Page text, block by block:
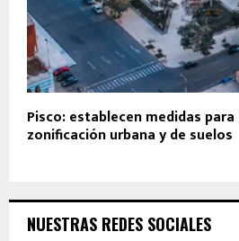
Pisco: establecen medidas
zonificación urbana y de suelos
NUESTRAS REDES SOCIALES